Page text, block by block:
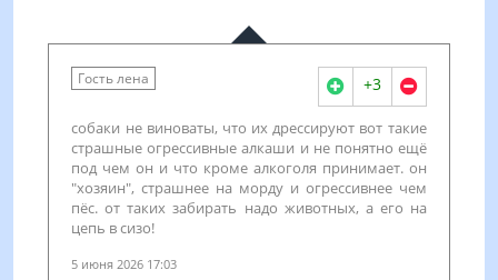
Гость лена +3
собаки не виноваты, что их дрессируют вот такие
страшные огрессивные алкаши и не понятно ещё
под чем он и что кроме алкоголя принимает. он
"хозяин", страшнее на морду и огрессивнее чем
пёс. от таких забирать надо животных, а его на
цепь в сизо!
5 июня 2026 17:03